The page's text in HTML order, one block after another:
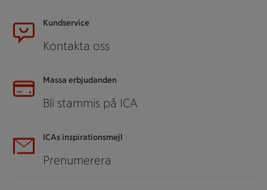
Kundservice
Kontakta oss
Massa erbjudanden
Bli stammis på ICA
ICAs inspirationsmejl
Prenumerera